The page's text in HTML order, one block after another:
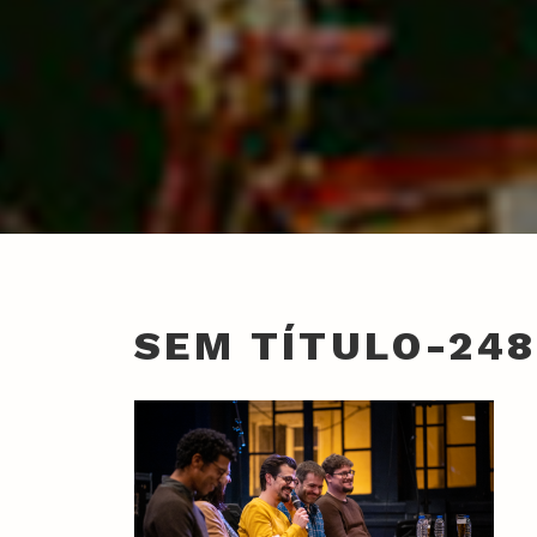
SEM TÍTULO-